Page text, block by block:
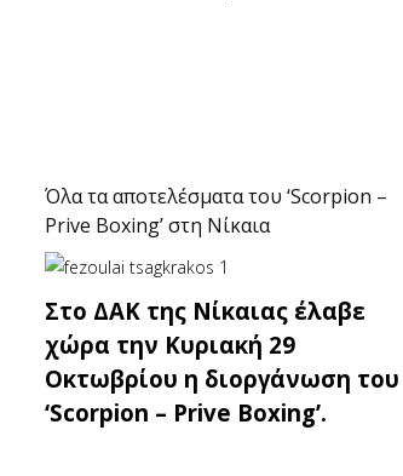
Όλα τα αποτελέσματα του ‘Scorpion –
Prive Boxing’ στη Νίκαια
Στο ΔΑΚ της Νίκαιας έλαβε
χώρα την Κυριακή 29
Οκτωβρίου η διοργάνωση του
‘Scorpion – Prive Boxing’.